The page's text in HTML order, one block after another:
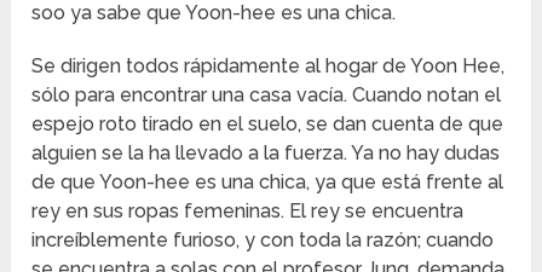
soo ya sabe que Yoon-hee es una chica.
Se dirigen todos rápidamente al hogar de Yoon Hee,
sólo para encontrar una casa vacía. Cuando notan el
espejo roto tirado en el suelo, se dan cuenta de que
alguien se la ha llevado a la fuerza. Ya no hay dudas
de que Yoon-hee es una chica, ya que está frente al
rey en sus ropas femeninas. El rey se encuentra
increíblemente furioso, y con toda la razón; cuando